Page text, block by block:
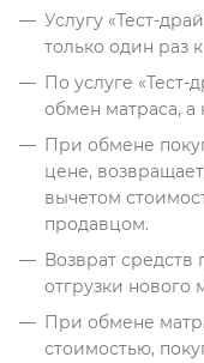
Услугу «Тест-
только один раз
По услуге «Тест-
обмен матраса, а
При обмене
цене,
вычетом
продавцом.
Возврат средств
отгрузки нового
При обмене
стоимостью,